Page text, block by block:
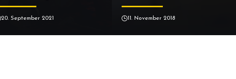
20. September 2021 11. November 2018